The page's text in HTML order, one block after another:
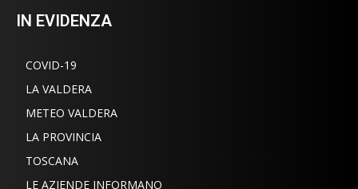
IN EVIDENZA
COVID-19
LA VALDERA
METEO VALDERA
LA PROVINCIA
TOSCANA
LE AZIENDE INFORMANO